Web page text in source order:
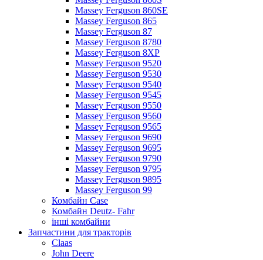
Massey Ferguson 860SE
Massey Ferguson 865
Massey Ferguson 87
Massey Ferguson 8780
Massey Ferguson 8XP
Massey Ferguson 9520
Massey Ferguson 9530
Massey Ferguson 9540
Massey Ferguson 9545
Massey Ferguson 9550
Massey Ferguson 9560
Massey Ferguson 9565
Massey Ferguson 9690
Massey Ferguson 9695
Massey Ferguson 9790
Massey Ferguson 9795
Massey Ferguson 9895
Massey Ferguson 99
Комбайн Case
Комбайн Deutz- Fahr
інші комбайни
Запчастини для тракторів
Claas
John Deere